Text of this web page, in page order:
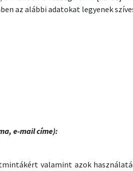
az alábbi adatokat legyenek
e-mail címe):
valamint azok